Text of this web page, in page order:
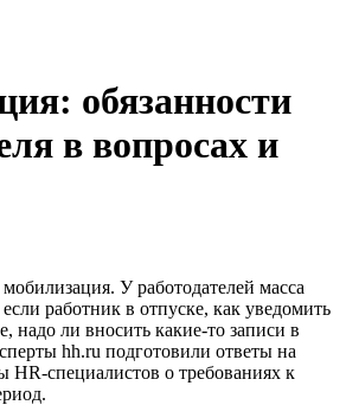
обязанности
в вопросах и
У работодателей масса
работник в отпуске, как уведомить
надо ли вносить какие-то записи в
hh.ru подготовили ответы на
HR-специалистов о требованиях к